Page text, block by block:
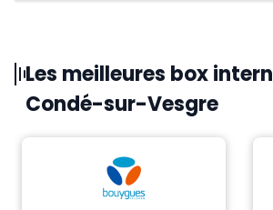
Les meilleures box
Condé-sur-Vesgre